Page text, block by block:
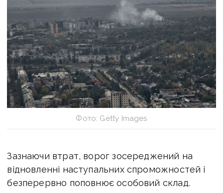
Фото: Getty Images
Зазнаючи втрат, ворог зосереджений на
відновленні наступальних спроможностей і
безперервно поповнює особовий склад.